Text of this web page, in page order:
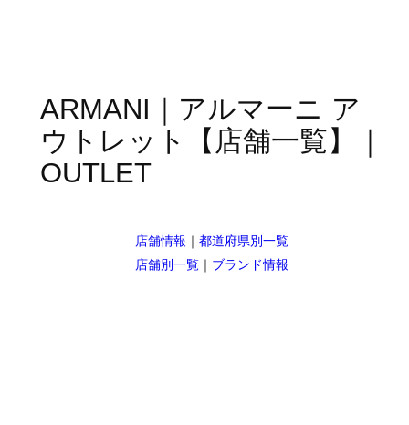
ARMANI｜アルマーニ ア
ウトレット【店舗一覧】｜
OUTLET
店舗情報 ｜ 都道府県別一覧
店舗別一覧 ｜ ブランド情報